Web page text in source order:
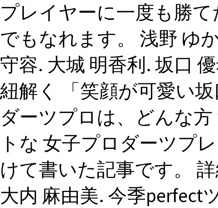
プレイヤーに一度も勝
でもなれます。 浅野 ゆ
守容. 大城 明香利. 坂口
紐解く 「笑顔が可愛い
ダーツプロは、どんな
トな 女子プロダーツプ
けて書いた記事です。
大内 麻由美. 今季perfect